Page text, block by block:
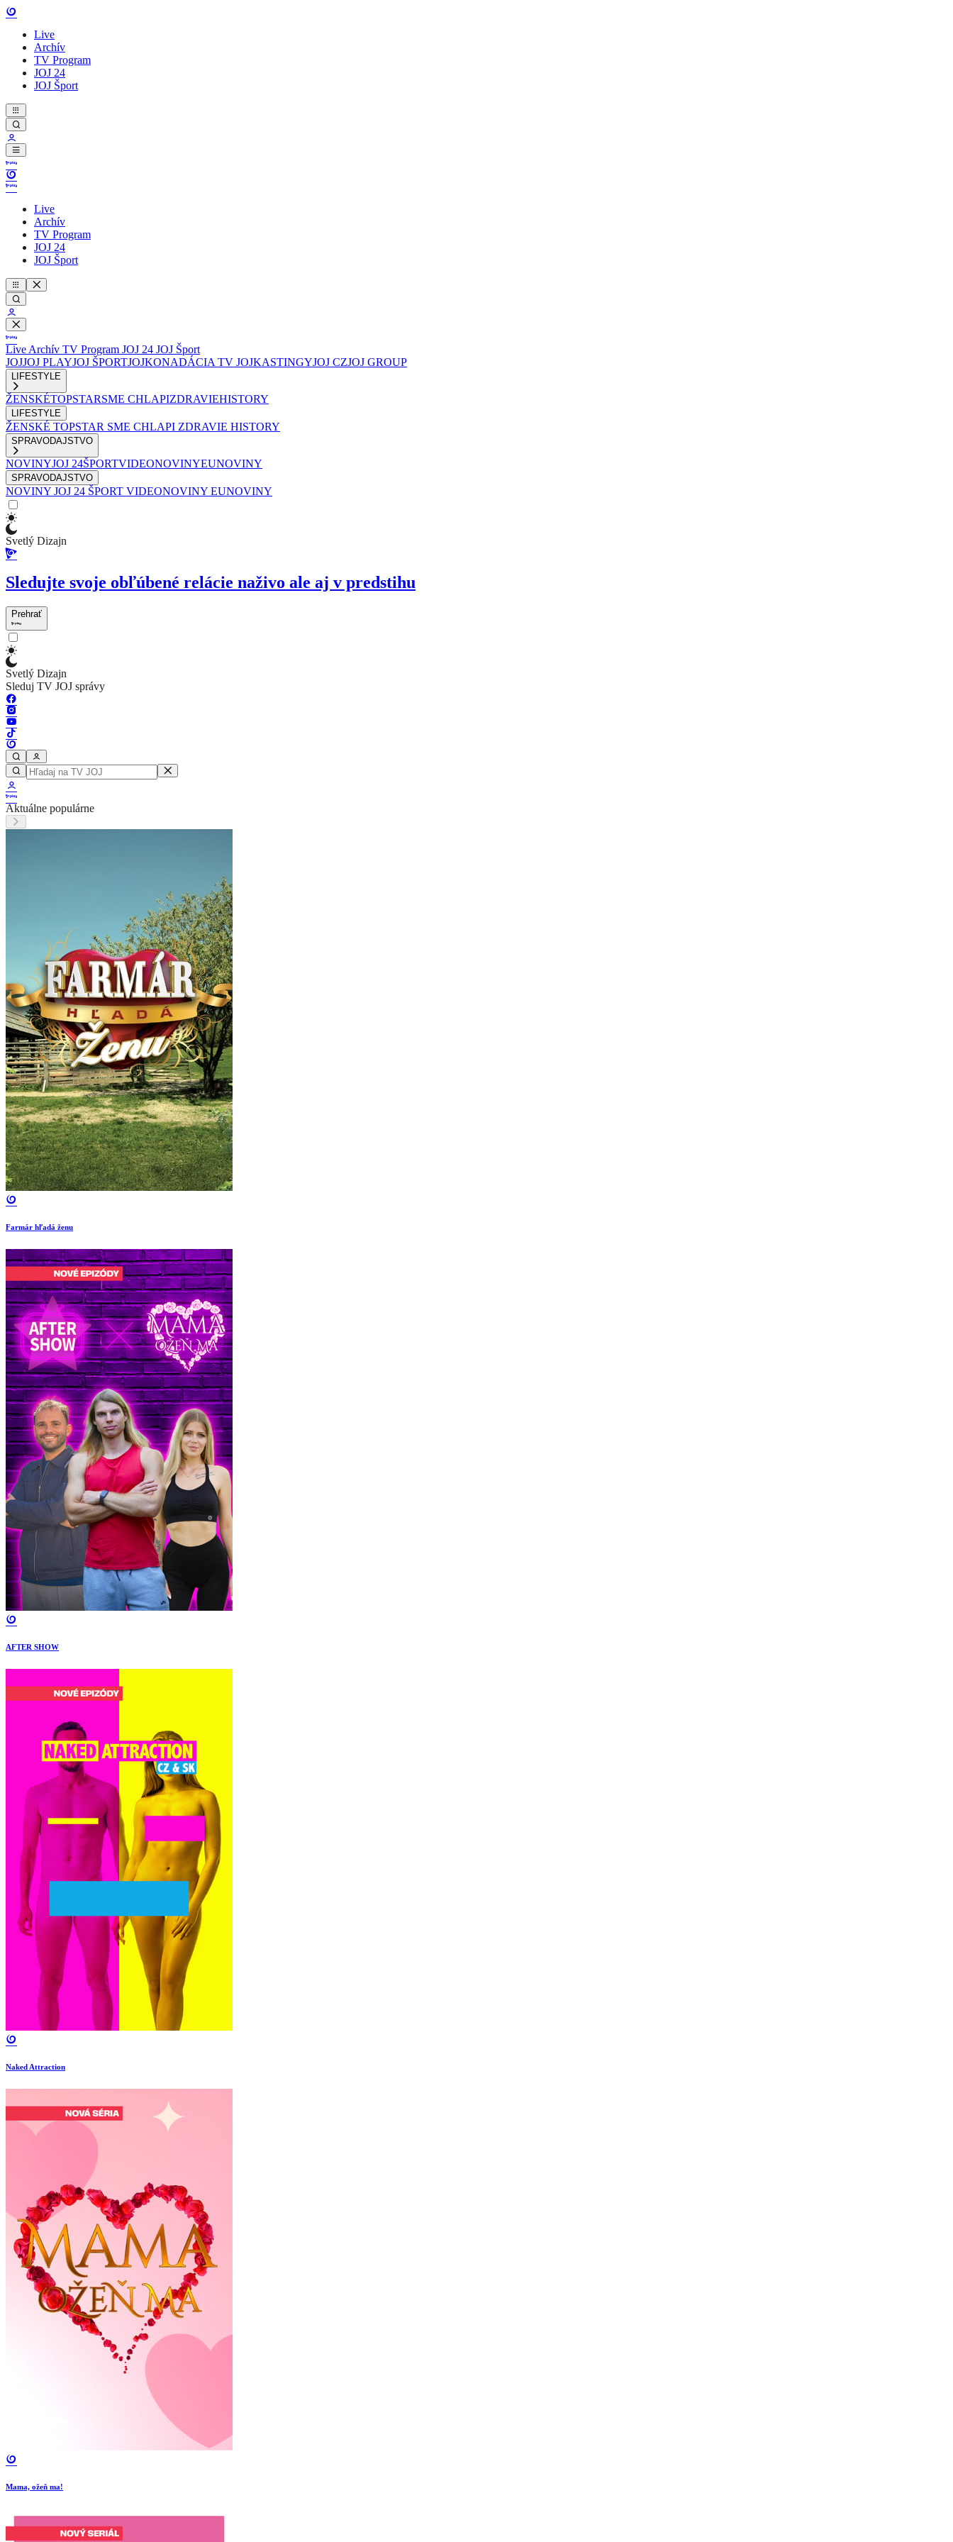
Live
Archív
TV Program
JOJ 24
JOJ Šport
Live
Archív
TV Program
JOJ 24
JOJ Šport
Live Archív TV Program JOJ 24 JOJ Šport
JOJJOJ PLAYJOJ ŠPORTJOJKONADÁCIA TV JOJKASTINGYJOJ CZJOJ GROUP
LIFESTYLE
ŽENSKÉTOPSTARSME CHLAPIZDRAVIEHISTORY
LIFESTYLE
ŽENSKÉ TOPSTAR SME CHLAPI ZDRAVIE HISTORY
SPRAVODAJSTVO
NOVINYJOJ 24ŠPORTVIDEONOVINYEUNOVINY
SPRAVODAJSTVO
NOVINY JOJ 24 ŠPORT VIDEONOVINY EUNOVINY
Svetlý Dizajn
Sledujte svoje obľúbené relácie naživo ale aj v predstihu
Prehrať
Svetlý Dizajn
Sleduj TV JOJ správy
Aktuálne populárne
Farmár hľadá ženu
AFTER SHOW
Naked Attraction
Mama, ožeň ma!